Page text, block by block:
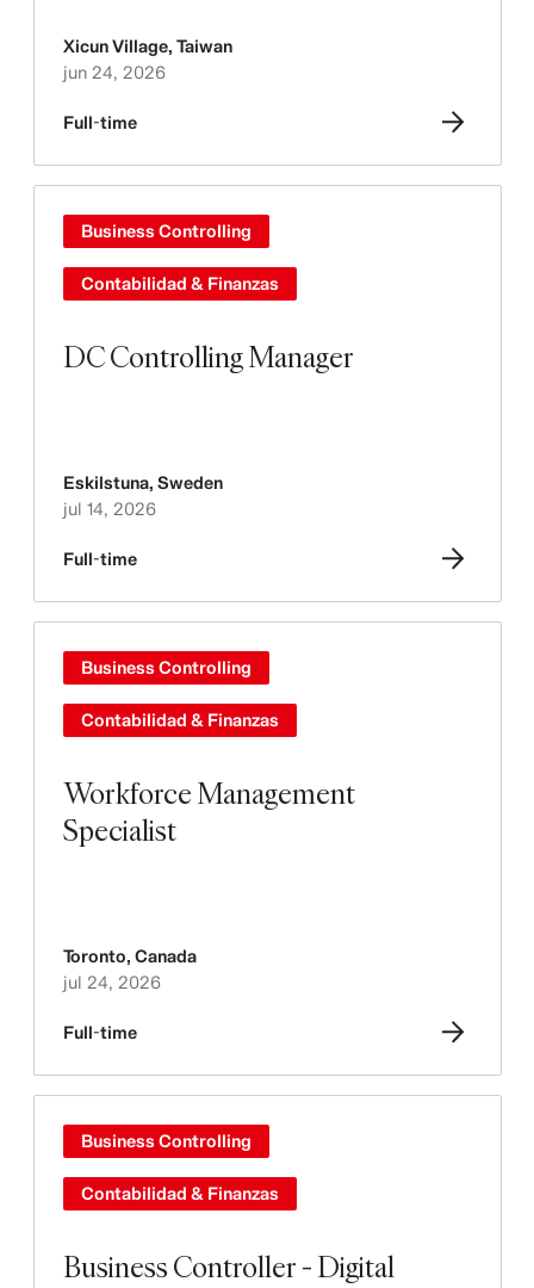
Xicun Village, Taiwan
jun 24, 2026
Full-time
DC Controlling Manager
Business Controlling
Contabilidad & Finanzas
Eskilstuna, Sweden
jul 14, 2026
Full-time
Workforce Management
Specialist
Business Controlling
Contabilidad & Finanzas
Toronto, Canada
jul 24, 2026
Full-time
Business Controller - Digital
Business Controlling
Contabilidad & Finanzas